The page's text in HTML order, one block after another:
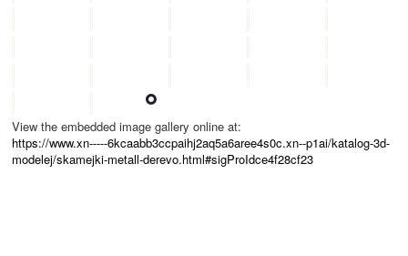
View the embedded image gallery online at:
https://www.xn-----6kcaabb3ccpaihj2aq5a6aree4s0c.xn--p1ai/katalog-3d-
modelej/skamejki-metall-derevo.html#sigProIdce4f28cf23